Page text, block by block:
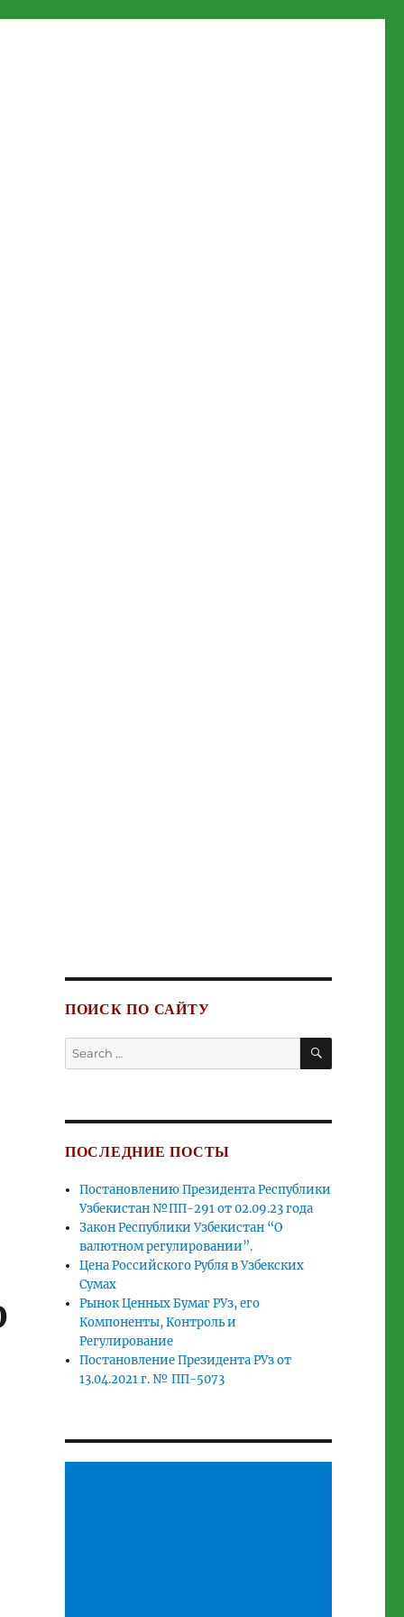
ПОИСК ПО САЙТУ
Search
for:
SEARCH
ПОСЛЕДНИЕ ПОСТЫ
Постановлению Президента Республики
Узбекистан №ПП-291 от 02.09.23 года
Закон Республики Узбекистан “О
валютном регулировании”.
Цена Российского Рубля в Узбекских
Сумах
Рынок Ценных Бумаг РУз, его
Компоненты, Контроль и
Регулирование
Постановление Президента РУз от
13.04.2021 г. № ПП-5073